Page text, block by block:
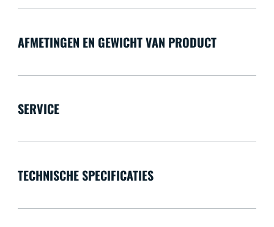
AFMETINGEN EN GEWICHT VAN PRODUCT
SERVICE
TECHNISCHE SPECIFICATIES